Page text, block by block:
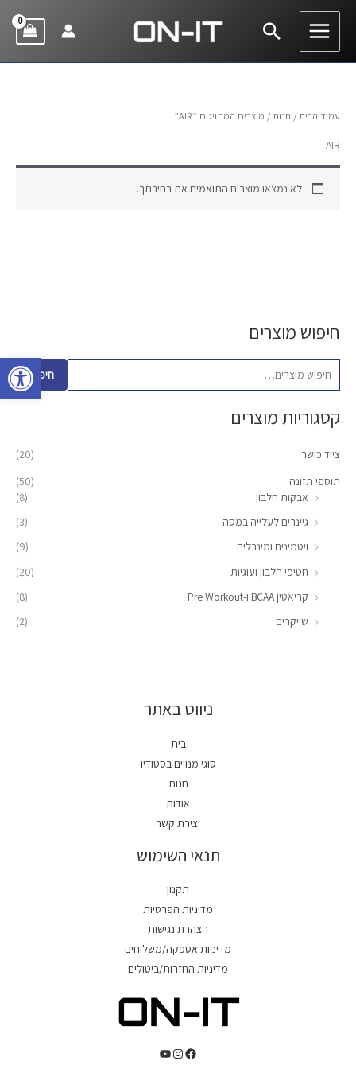
פתח
דילוג
חיפוש
חיפוש מוצרים
ח
ו
ש
ב
ו
חיפוש
קטגוריות מוצרים
ציוד כושר
(20)
תוספי תזונה
(50)
אבקות חלבון
(8)
גיינרים לעלייה במסה
(3)
ויטמינים ומינרלים
(9)
חטיפי חלבון ועוגיות
(20)
קריאטין BCAA ו-Pre Workout
(8)
שייקרים
(2)
עמוד הבית / חנות / מוצרים המתויגים “AIR”
AIR
לא נמצאו מוצרים התואמים את בחירתך.
ניווט באתר
בית
סוגי מנויים בסטודיו
חנות
אודות
יצירת קשר
תנאי השימוש
תקנון
מדיניות הפרטיות
הצהרת נגישות
מדיניות אספקה/משלוחים
מדיניות החזרות/ביטולים